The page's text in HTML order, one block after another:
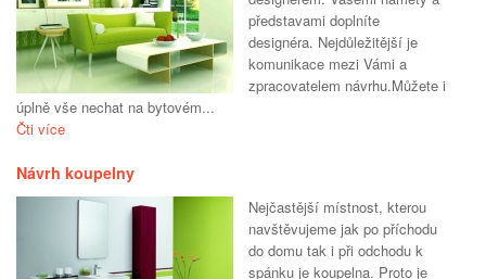
představami doplníte
designéra. Nejdůležitější je
komunikace mezi Vámi a
zpracovatelem návrhu.Můžete i
úplně vše nechat na bytovém...
Čti více
Návrh koupelny
Nejčastější místnost, kterou
navštěvujeme jak po příchodu
do domu tak i při odchodu k
spánku je koupelna. Proto je